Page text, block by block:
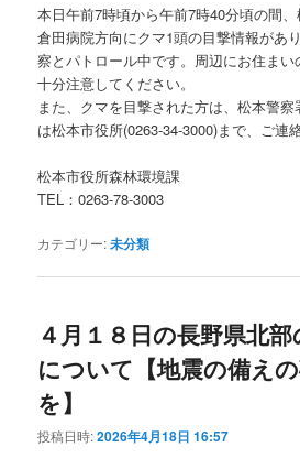
本日午前7時頃から午前7時40分頃の間
倉田病院方向にクマ1頭の目撃情報があ
察とパトロール中です。周辺にお住ま
十分注意してください。
また、クマを目撃された方は、松本警察
は松本市役所(0263-34-3000)まで、ご連
松本市役所森林環境課
TEL：0263-78-3003
カテゴリー:未分類
４月１８日の長野県北
について【地震の備え
を】
投稿日時:2026年4月18日 16:57